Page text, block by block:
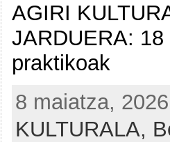
AGIRI
JARDUERA:
praktikoak
8 maiatza,
KULTURALA,